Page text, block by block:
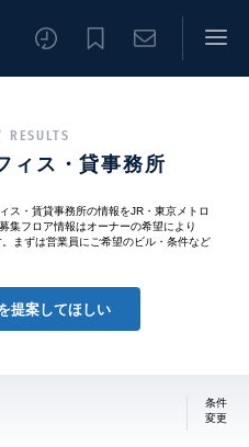
RESULTS
ィス・貸事務所
ス・賃貸事務所の情報をJR・東京メトロ
集フロア情報はオーナーの希望により
まずは営業員にご希望のビル・条件など
提案してほしい
条件
変更